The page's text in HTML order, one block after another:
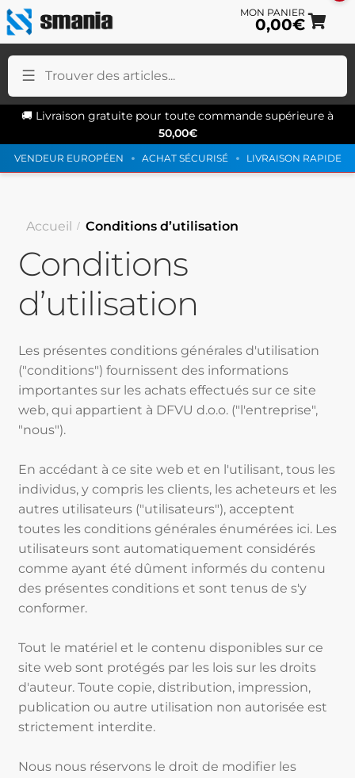
🚚 Livraison gratuite pour toute commande supérieure à
50,00€
VENDEUR EUROPÉEN ACHAT SÉCURISÉ LIVRAISON RAPIDE
0,00€
Accueil Conditions d’utilisation
Conditions
d’utilisation
Les présentes conditions générales d'utilisation
("conditions") fournissent des informations
importantes sur les achats effectués sur ce site
web, qui appartient à DFVU d.o.o. ("l'entreprise",
"nous").
En accédant à ce site web et en l'utilisant, tous les
individus, y compris les clients, les acheteurs et les
autres utilisateurs ("utilisateurs"), acceptent
toutes les conditions générales énumérées ici. Les
utilisateurs sont automatiquement considérés
comme ayant été dûment informés du contenu
des présentes conditions et sont tenus de s'y
conformer.
Tout le matériel et le contenu disponibles sur ce
site web sont protégés par les lois sur les droits
d'auteur. Toute copie, distribution, impression,
publication ou autre utilisation non autorisée est
strictement interdite.
Nous nous réservons le droit de modifier les